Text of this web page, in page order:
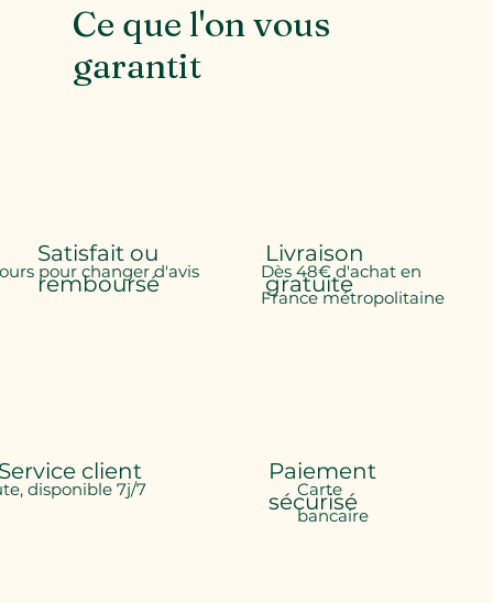
Satisfait ou
remboursé
pour changer d'avis
Paiement
sécurisé
Carte
bancaire
client
disponible 7j/7
Livraison
gratuite
Dès 48€ d'achat en
France métropolitaine
Ce que l'on vous
garantit